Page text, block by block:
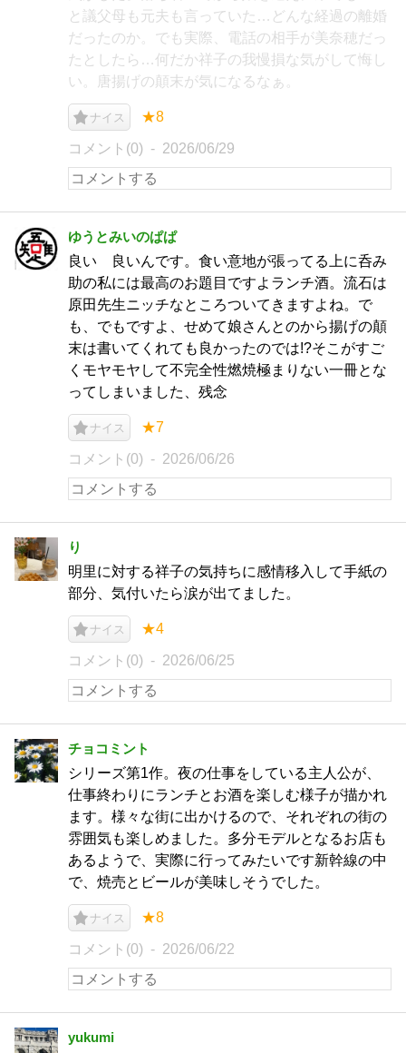
と議父母も元夫も言っていた…どんな経過の離婚
だったのか。でも実際、電話の相手が美奈穂だっ
たとしたら…何だか祥子の我慢損な気がして悔し
い。唐揚げの顛末が気になるなぁ。
ナイス ★8
コメント(0) 2026/06/29
ゆうとみいのぱぱ
良い 良いんです。食い意地が張ってる上に呑み
助の私には最高のお題目ですよランチ酒。流石は
原田先生ニッチなところついてきますよね。で
も、でもですよ、せめて娘さんとのから揚げの顛
末は書いてくれても良かったのでは!?そこがすご
くモヤモヤして不完全性燃焼極まりない一冊とな
ってしまいました、残念
ナイス ★7
コメント(0) 2026/06/26
り
明里に対する祥子の気持ちに感情移入して手紙の
部分、気付いたら涙が出てました。
ナイス ★4
コメント(0) 2026/06/25
チョコミント
シリーズ第1作。夜の仕事をしている主人公が、
仕事終わりにランチとお酒を楽しむ様子が描かれ
ます。様々な街に出かけるので、それぞれの街の
雰囲気も楽しめました。多分モデルとなるお店も
あるようで、実際に行ってみたいです新幹線の中
で、焼売とビールが美味しそうでした。
ナイス ★8
コメント(0) 2026/06/22
yukumi